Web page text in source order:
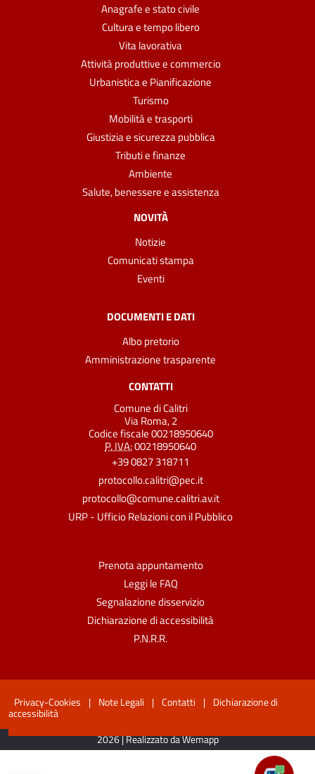
Anagrafe e stato civile
Cultura e tempo libero
Vita lavorativa
Attività produttive e commercio
Urbanistica e Pianificazione
Turismo
Mobilità e trasporti
Giustizia e sicurezza pubblica
Tributi e finanze
Ambiente
Salute, benessere e assistenza
NOVITÀ
Notizie
Comunicati stampa
Eventi
DOCUMENTI E DATI
Albo pretorio
Amministrazione trasparente
CONTATTI
Comune di Calitri
Via Roma, 2
Codice fiscale 00218950640
P. IVA:00218950640
+39 0827 318711
protocollo.calitri@pec.it
protocollo@comune.calitri.av.it
URP - Ufficio Relazioni con il Pubblico
Prenota appuntamento
Leggi le FAQ
Segnalazione disservizio
Dichiarazione di accessibilità
P.N.R.R.
Privacy-Cookies | Note Legali | Contatti | Dichiarazione di
accessibilità
2026 | Realizzato da Wemapp